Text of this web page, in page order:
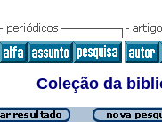
Coleção da